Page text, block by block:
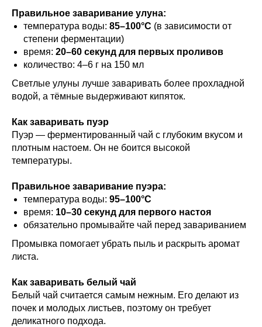
Правильное заваривание улуна:
температура воды: 85–100°C (в зависимости от
степени ферментации)
время: 20–60 секунд для первых проливов
количество: 4–6 г на 150 мл
Светлые улуны лучше заваривать более прохладной
водой, а тёмные выдерживают кипяток.
Как заваривать пуэр
Пуэр — ферментированный чай с глубоким вкусом и
плотным настоем. Он не боится высокой
температуры.
Правильное заваривание пуэра:
температура воды: 95–100°C
время: 10–30 секунд для первого настоя
обязательно промывайте чай перед завариванием
Промывка помогает убрать пыль и раскрыть аромат
листа.
Как заваривать белый чай
Белый чай считается самым нежным. Его делают из
почек и молодых листьев, поэтому он требует
деликатного подхода.